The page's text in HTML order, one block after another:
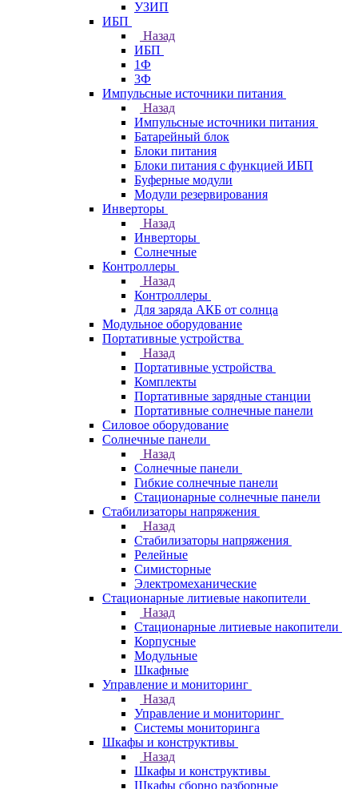
УЗИП
ИБП
Назад
ИБП
1Ф
3Ф
Импульсные источники питания
Назад
Импульсные источники питания
Батарейный блок
Блоки питания
Блоки питания с функцией ИБП
Буферные модули
Модули резервирования
Инверторы
Назад
Инверторы
Солнечные
Контроллеры
Назад
Контроллеры
Для заряда АКБ от солнца
Модульное оборудование
Портативные устройства
Назад
Портативные устройства
Комплекты
Портативные зарядные станции
Портативные солнечные панели
Силовое оборудование
Солнечные панели
Назад
Солнечные панели
Гибкие солнечные панели
Стационарные солнечные панели
Стабилизаторы напряжения
Назад
Стабилизаторы напряжения
Релейные
Симисторные
Электромеханические
Стационарные литиевые накопители
Назад
Стационарные литиевые накопители
Корпусные
Модульные
Шкафные
Управление и мониторинг
Назад
Управление и мониторинг
Системы мониторинга
Шкафы и конструктивы
Назад
Шкафы и конструктивы
Шкафы сборно разборные